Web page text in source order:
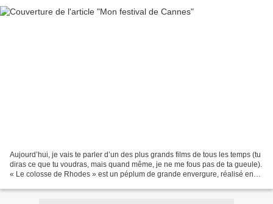
Aujourd’hui, je vais te parler d’un des plus grands films de tous les temps (tu
diras ce que tu voudras, mais quand même, je ne me fous pas de ta gueule).
« Le colosse de Rhodes » est un péplum de grande envergure, réalisé en